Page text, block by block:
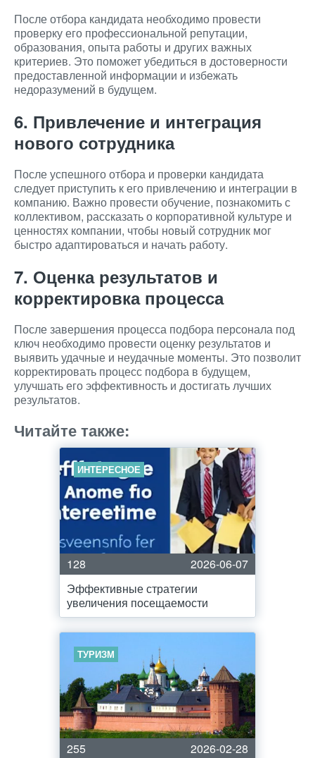
После отбора кандидата необходимо провести
проверку его профессиональной репутации,
образования, опыта работы и других важных
критериев. Это поможет убедиться в достоверности
предоставленной информации и избежать
недоразумений в будущем.
6. Привлечение и интеграция
нового сотрудника
После успешного отбора и проверки кандидата
следует приступить к его привлечению и интеграции в
компанию. Важно провести обучение, познакомить с
коллективом, рассказать о корпоративной культуре и
ценностях компании, чтобы новый сотрудник мог
быстро адаптироваться и начать работу.
7. Оценка результатов и
корректировка процесса
После завершения процесса подбора персонала под
ключ необходимо провести оценку результатов и
выявить удачные и неудачные моменты. Это позволит
корректировать процесс подбора в будущем,
улучшать его эффективность и достигать лучших
результатов.
Читайте также:
ИНТЕРЕСНОЕ
128
2026-06-07
Эффективные стратегии
увеличения посещаемости
ТУРИЗМ
255 2026-02-28